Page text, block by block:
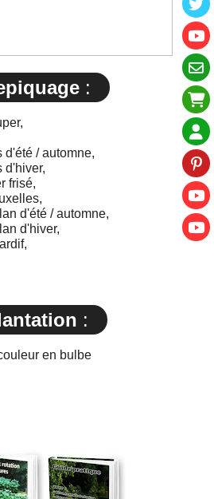
:
d'été / automne,
d'hiver,
frisé,
d'été / automne,
d'hiver,
:
en bulbe